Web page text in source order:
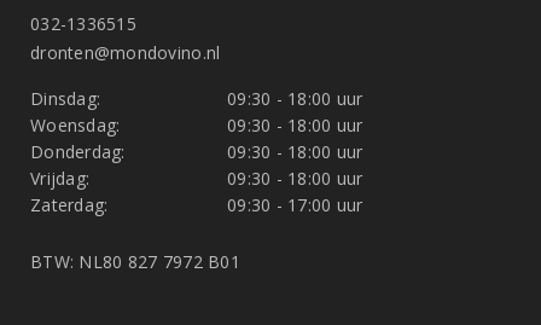
032-1336515
dronten@mondovino.nl
Dinsdag:
09:30 - 18:00 uur
Woensdag:
09:30 - 18:00 uur
Donderdag:
09:30 - 18:00 uur
Vrijdag:
09:30 - 18:00 uur
Zaterdag:
09:30 - 17:00 uur
BTW: NL80 827 7972 B01